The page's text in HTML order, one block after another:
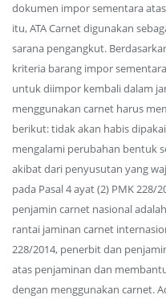
dokumen impor sementara
itu, ΑΤΑ Carnet digunakan
sarana pengangkut.
kriteria barang impor
untuk diimpor kembali dalam
menggunakan carnet harus
berikut: tidak akan habis
mengalami perubahan bentuk
akibat dari penyusutan yang
pada Pasal 4 ayat (2) PMK 228/
penjamin carnet nasional
rantai jaminan carnet
228/2014, penerbit dan
atas penjaminan dan
dengan menggunakan carnet.